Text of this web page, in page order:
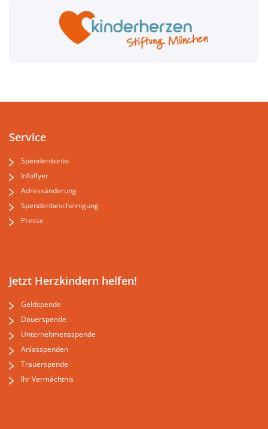
Service
Spendenkonto
Infoflyer
Adressänderung
Spendenbescheinigung
Presse
Jetzt Herzkindern helfen!
Geldspende
Dauerspende
Unternehmensspende
Anlasspenden
Trauerspende
Ihr Vermächtnis